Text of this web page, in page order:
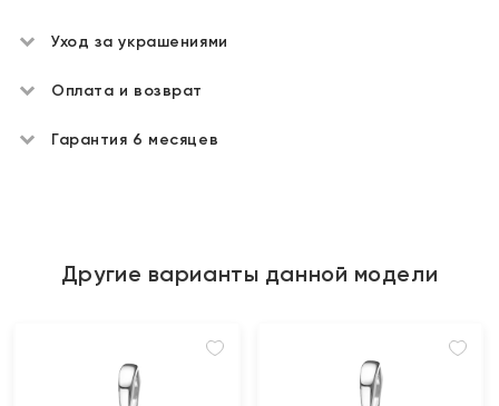
Уход за украшениями
Оплата и возврат
Гарантия 6 месяцев
Другие варианты данной модели